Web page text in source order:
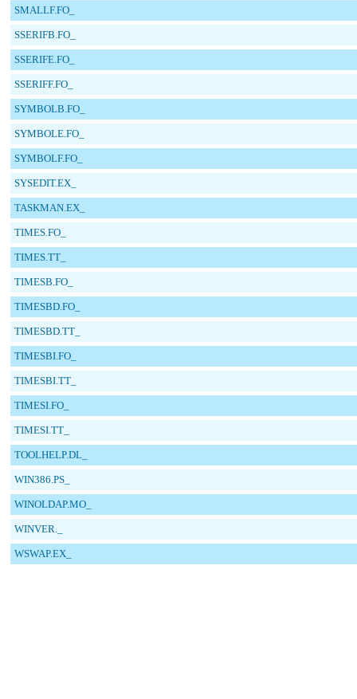
SMALLF.FO_
SSERIFB.FO_
SSERIFE.FO_
SSERIFF.FO_
SYMBOLB.FO_
SYMBOLE.FO_
SYMBOLF.FO_
SYSEDIT.EX_
TASKMAN.EX_
TIMES.FO_
TIMES.TT_
TIMESB.FO_
TIMESBD.FO_
TIMESBD.TT_
TIMESBI.FO_
TIMESBI.TT_
TIMESI.FO_
TIMESI.TT_
TOOLHELP.DL_
WIN386.PS_
WINOLDAP.MO_
WINVER._
WSWAP.EX_